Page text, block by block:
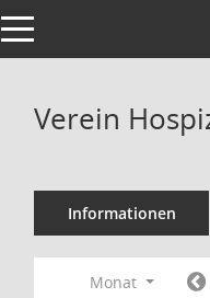
Toggle navigation
Verein
Informationen
Monat